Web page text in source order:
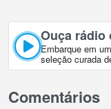
Ouça rádio
Embarque em
seleção curada
Comentários